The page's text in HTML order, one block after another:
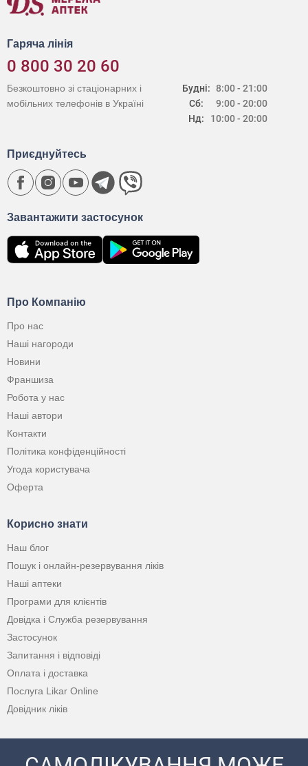
Гаряча лінія
0 800 30 20 60
Будні:
Сб:
Нд:
8:00 - 21:00
9:00 - 20:00
10:00 - 20:00
Безкоштовно зі стаціонарних і
мобільних телефонів в Україні
Про Компанію
Про нас
Наші нагороди
Новини
Франшиза
Робота у нас
Наші автори
Контакти
Політика конфіденційності
Угода користувача
Оферта
Корисно знати
Наш блог
Пошук і онлайн-резервування ліків
Наші аптеки
Програми для клієнтів
Довідка і Служба резервування
Застосунок
Запитання і відповіді
Оплата і доставка
Послуга Likar Online
Довідник ліків
Завантажити застосунок
Приєднуйтесь